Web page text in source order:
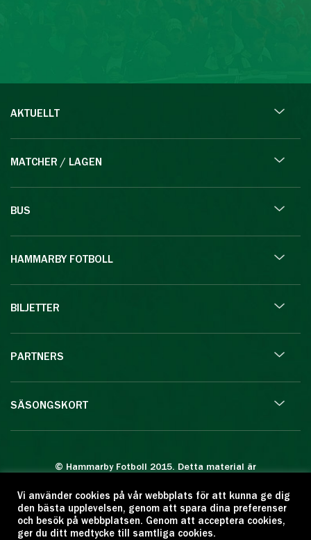
AKTUELLT
MATCHER / LAGEN
BUS
HAMMARBY FOTBOLL
BILJETTER
PARTNERS
SÄSONGSKORT
© Hammarby Fotboll 2015. Detta material är
Eftertryck eller annan kopiering är förbjuden.
Citera oss gärna men ange källan:
www.hammarbyfotboll.se. Ansvarig utgivare:
Vi använder cookies på vår webbplats för att kunna ge dig
den bästa upplevelsen, genom att spara dina preferenser
och besök på webbplatsen. Genom att acceptera cookies,
ger du ditt medtycke till samtliga cookies.